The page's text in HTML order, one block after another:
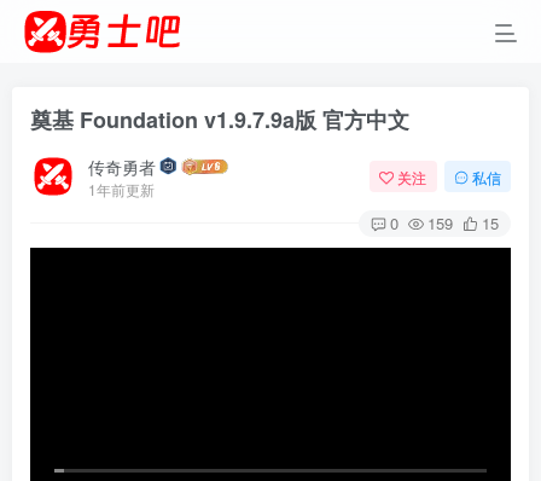
奠基 Foundation v1.9.7.9a版 官方中文
传奇勇者
1年前更新
关注 私信
0 159 15